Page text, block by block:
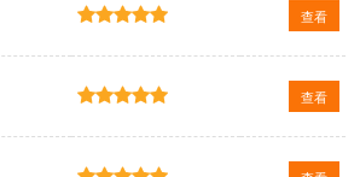
查看
查看